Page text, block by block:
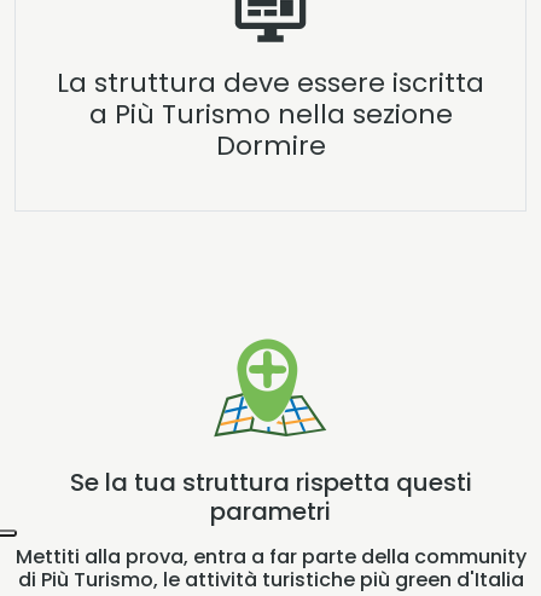
La struttura deve essere iscritta
a Più Turismo nella sezione
Dormire
Se la tua struttura rispetta questi
parametri
Mettiti alla prova, entra a far parte della community
di Più Turismo, le attività turistiche più green d'Italia